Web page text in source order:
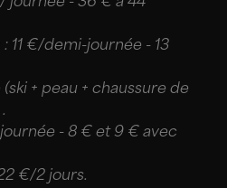
11 €/demi-journée - 13
+ peau + chaussure de
- 8 € et 9 € avec
€/2 jours.